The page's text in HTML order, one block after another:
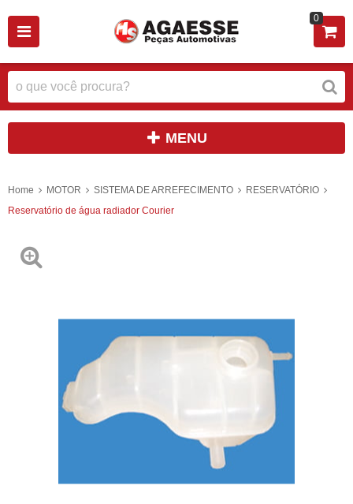
0
MENU
Home MOTOR SISTEMA DE ARREFECIMENTO
RESERVATÓRIO
Reservatório de água radiador Courier